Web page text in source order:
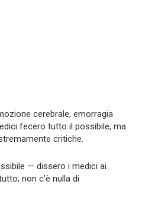
cerebrale, emorragia
fecero tutto il possibile, ma
critiche.
— dissero i medici ai
non c’è nulla di